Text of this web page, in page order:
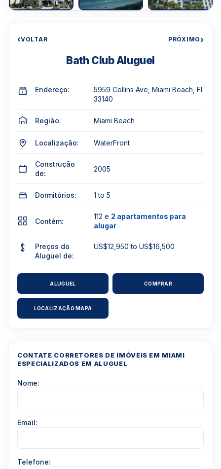
‹VOLTAR PRÓXIMO›
Bath Club Aluguel
Endereço:
5959 Collins Ave, Miami Beach, Fl
33140
Região: Miami Beach
Localização: WaterFront
Construção
de:
2005
Dormitórios: 1 to 5
Contém:
112 e 2 apartamentos para
alugar
Preços do
Aluguel de:
US$12,950 to US$16,500
ALUGUEL COMPRAR
LOCALIZAÇÃO MAPA
CONTATE CORRETORES DE IMÓVEIS EM MIAMI
ESPECIALIZADOS EM ALUGUEL
Nome:
Email:
Telefone: